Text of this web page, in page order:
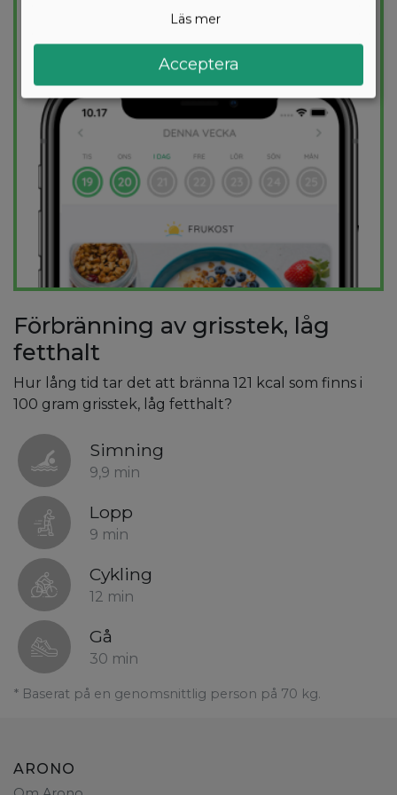
PROVAGRATIS
Förbränning av grisstek, låg
fetthalt
Hur lång tid tar det att bränna 121 kcal som finns i
100 gram grisstek, låg fetthalt?
Simning
9,9 min
Lopp
9 min
Cykling
12 min
Gå
30 min
* Baserat på en genomsnittlig person på 70 kg.
ARONO
Läs mer
Acceptera